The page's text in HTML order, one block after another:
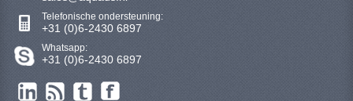
Telefonische ondersteuning:
+31 (0)6-2430 6897
Whatsapp:
+31 (0)6-2430 6897